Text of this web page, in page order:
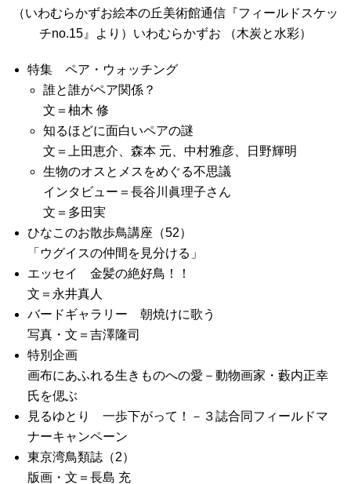
（いわむらかずお絵本の丘美術館通信『フィールドスケッ
チno.15』より）いわむらかずお （木炭と水彩）
特集 ペア・ウォッチング
誰と誰がペア関係？
文＝柚木 修
知るほどに面白いペアの謎
文＝上田恵介、森本 元、中村雅彦、日野輝明
生物のオスとメスをめぐる不思議
インタビュー＝長谷川眞理子さん
文＝多田実
ひなこのお散歩鳥講座（52）
「ウグイスの仲間を見分ける」
エッセイ 金髪の絶好鳥！！
文＝永井真人
バードギャラリー 朝焼けに歌う
写真・文＝吉澤隆司
特別企画
画布にあふれる生きものへの愛－動物画家・藪内正幸
氏を偲ぶ
見るゆとり 一歩下がって！－３誌合同フィールドマ
ナーキャンペーン
東京湾鳥類誌（2）
版画・文＝長島 充